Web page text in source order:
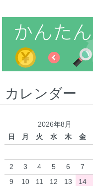
カレンダー
2026年8月
日
月 火 水 木 金
2
3 4 5 6 7
9
10 11 12 13 14